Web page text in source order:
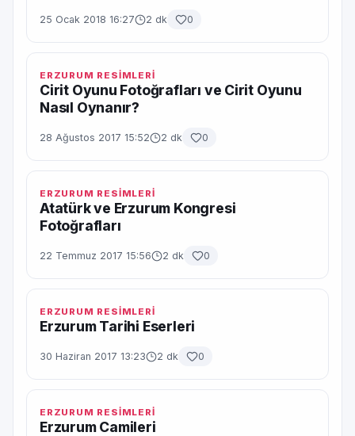
25 Ocak 2018 16:27 2 dk 0
ERZURUM RESİMLERİ
Cirit Oyunu Fotoğrafları ve Cirit Oyunu
Nasıl Oynanır?
28 Ağustos 2017 15:52 2 dk 0
ERZURUM RESİMLERİ
Atatürk ve Erzurum Kongresi
Fotoğrafları
22 Temmuz 2017 15:56 2 dk 0
ERZURUM RESİMLERİ
Erzurum Tarihi Eserleri
30 Haziran 2017 13:23 2 dk 0
ERZURUM RESİMLERİ
Erzurum Camileri